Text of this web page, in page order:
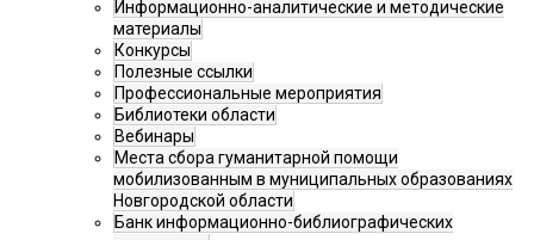
Информационно-аналитические и методические
материалы
Конкурсы
Полезные ссылки
Профессиональные мероприятия
Библиотеки области
Вебинары
Места сбора гуманитарной помощи
мобилизованным в муниципальных образованиях
Новгородской области
Банк информационно-библиографических